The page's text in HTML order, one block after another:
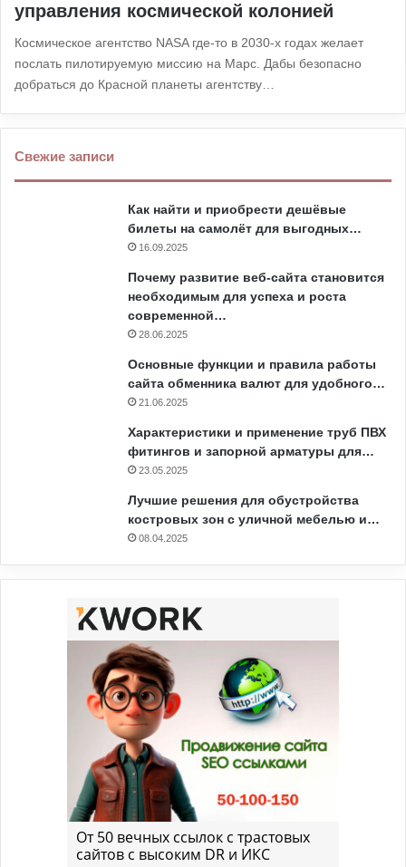
управления космической колонией
Космическое агентство NASA где-то в 2030-х годах желает
послать пилотируемую миссию на Марс. Дабы безопасно
добраться до Красной планеты агентству…
Свежие записи
Как найти и приобрести дешёвые
билеты на самолёт для выгодных…
16.09.2025
Почему развитие веб-сайта становится
необходимым для успеха и роста
современной…
28.06.2025
Основные функции и правила работы
сайта обменника валют для удобного…
21.06.2025
Характеристики и применение труб ПВХ
фитингов и запорной арматуры для…
23.05.2025
Лучшие решения для обустройства
костровых зон с уличной мебелью и…
08.04.2025